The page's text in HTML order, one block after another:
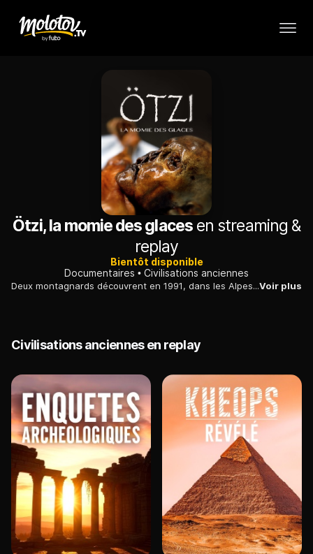
Ötzi, la momie des glacesen streaming &
replay
Bientôt disponible
Documentaires
Civilisations anciennes
Deux montagnards découvrent en 1991, dans les Alpes, un cadavre bien conservé dans la glace. Ses affaires, dont une hache, sont en très bon état également. Cet homme congelé est surnommé «Ötzi».Voir plus
Civilisations anciennes en replay